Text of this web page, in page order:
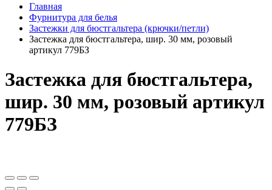
Главная
Фурнитура для белья
Застежки для бюстгальтера (крючки/петли)
Застежка для бюстгальтера, шир. 30 мм, розовый
артикул 779БЗ
Застежка для бюстгальтера,
шир. 30 мм, розовый артикул
779БЗ